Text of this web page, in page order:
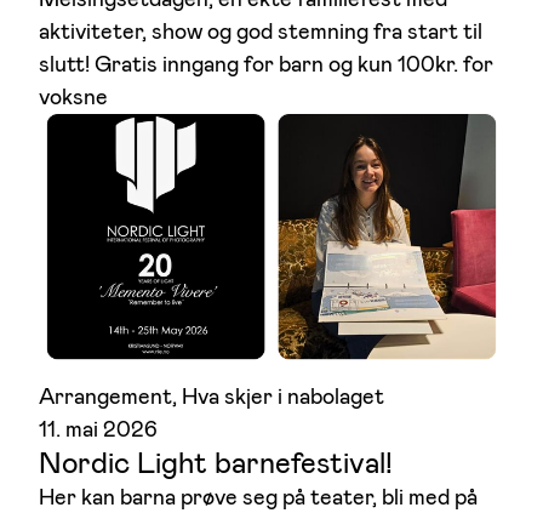
aktiviteter, show og god stemning fra start til
slutt! Gratis inngang for barn og kun 100kr. for
voksne
Arrangement, Hva skjer i nabolaget
11. mai 2026
Nordic Light barnefestival!
Her kan barna prøve seg på teater, bli med på